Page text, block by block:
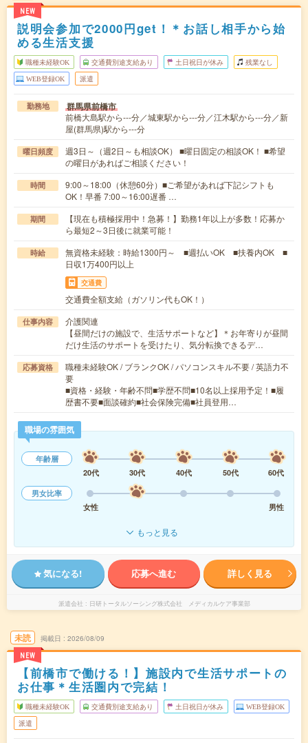
NEW
説明会参加で2000円get！＊お話し相手から始
める生活支援
職種未経験OK 交通費別途支給あり 土日祝日が休み 残業なし
WEB登録OK 派遣
勤務地 群馬県前橋市
前橋大島駅から---分／城東駅から---分／江木駅から---分／新
屋(群馬県)駅から---分
曜日頻度
週3日～（週2日～も相談OK） ■曜日固定の相談OK！ ■希望
の曜日があればご相談ください！
時間
9:00～18:00（休憩60分）■ご希望があれば下記シフトも
OK！早番 7:00～16:00遅番 …
期間
【現在も積極採用中！急募！】勤務1年以上が多数！応募か
ら最短2～3日後に就業可能！
時給
無資格未経験：時給1300円～ ■週払いOK ■扶養内OK ■
日収1万400円以上
交通費
交通費全額支給（ガソリン代もOK！）
仕事内容
介護関連
【昼間だけの施設で、生活サポートなど】＊お年寄りが昼間
だけ生活のサポートを受けたり、気分転換できるデ…
応募資格
職種未経験OK / ブランクOK / パソコンスキル不要 / 英語力不
要
■資格・経験・年齢不問■学歴不問■10名以上採用予定！■履
歴書不要■面談確約■社会保険完備■社員登用…
職場の雰囲気
年齢層
20代
30代 40代 50代
60代
男女比率
女性
男性
もっと見る
気になる! 応募へ進む 詳しく見る
派遣会社 日研トータルソーシング株式会社 メディカルケア事業部
未読
NEW
掲載日 2026/08/09
【前橋市で働ける！】施設内で生活サポートの
お仕事＊生活圏内で完結！
職種未経験OK 交通費別途支給あり 土日祝日が休み WEB登録OK
派遣